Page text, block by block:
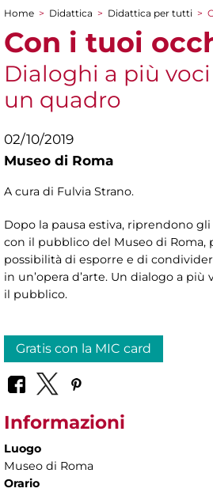
Tu sei qui
Home > Didattica > Didattica per tutti >
Con i tuoi
Dialoghi a più
un quadro
02/10/2019
Museo di Roma
A cura di Fulvia Strano.
Dopo la pausa estiva, riprendono gli
con il pubblico del Museo di Roma,
possibilità di esporre e di
in un’opera d’arte. Un dialogo a
il pubblico.
Gratis con la MIC card
Informazioni
Luogo
Museo di Roma
Orario